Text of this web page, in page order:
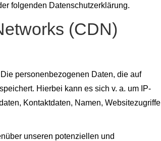
folgenden Datenschutzerklärung.
(CDN)
personenbezogenen Daten, die auf
Hierbei kann es sich v. a. um IP-
Kontaktdaten, Namen, Websitezugriffe
unseren potenziellen und